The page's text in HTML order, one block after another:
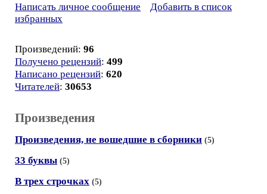
Написать личное сообщение
Добавить в список
избранных
Произведений: 96
Получено рецензий: 499
Написано рецензий: 620
Читателей: 30653
Произведения
Произведения, не вошедшие в сборники (5)
33 буквы (5)
В трех строчках (5)